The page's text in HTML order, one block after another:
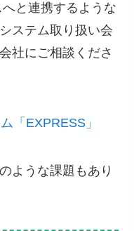
と連携するような
ステム取り扱い会
社にご相談くださ
「EXPRESS」
ような課題もあり